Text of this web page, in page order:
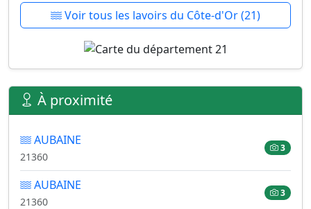
Voir tous les lavoirs du Côte-d'Or (21)
À proximité
AUBAINE
21360
3
AUBAINE
21360
3